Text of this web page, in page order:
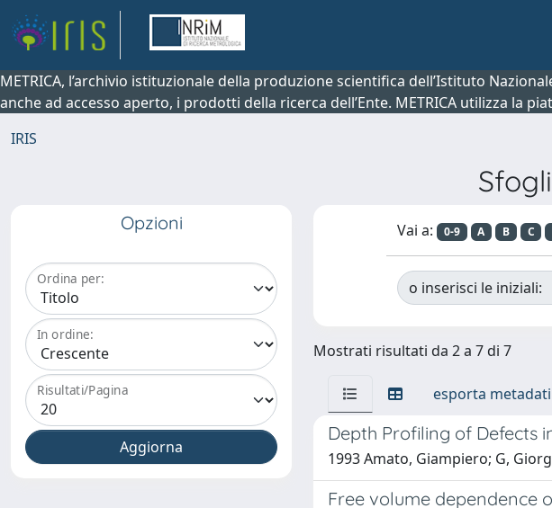
METRICA, l’archivio istituzionale della produzione scientifica dell’Istituto
anche ad accesso aperto, i prodotti della ricerca dell’Ente. METRICA utilizza la
IRIS
Opzioni
Ordina per:
In ordine:
Risultati/Pagina
Vai a: 0-9 A B C
o inserisci le iniziali:
Mostrati risultati da 2 a 7 di 7
esporta metadati
Depth Profiling of Defects
1993 Amato, Giampiero; G,
Free volume dependence